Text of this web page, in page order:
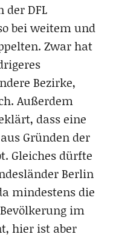
der DFL
bei weitem und
Zwar hat
Bezirke,
Außerdem
dass eine
Gründen der
Gleiches dürfte
Berlin
mindestens die
im
hier ist aber